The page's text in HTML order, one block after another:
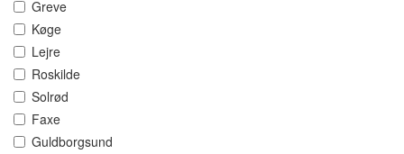
Greve
Køge
Lejre
Roskilde
Solrød
Faxe
Guldborgsund